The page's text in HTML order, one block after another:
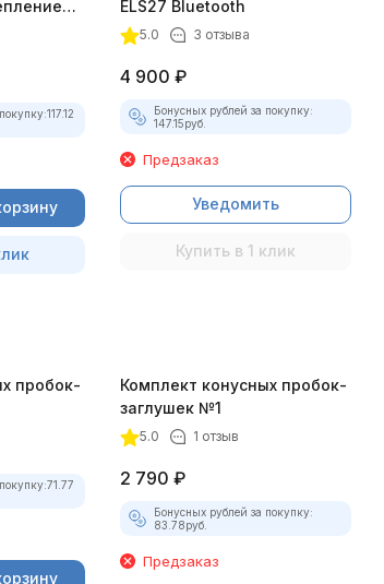
117.12
ELS27 Bluetooth
5.0 3 отзыва
4 900 ₽
Бонусных рублей за покупку:
147.15руб.
Предзаказ
Уведомить
Купить в 1 клик
пробок-
71.77
Комплект конусных пробок-
заглушек №1
5.0 1 отзыв
2 790 ₽
Бонусных рублей за покупку:
83.78руб.
Предзаказ